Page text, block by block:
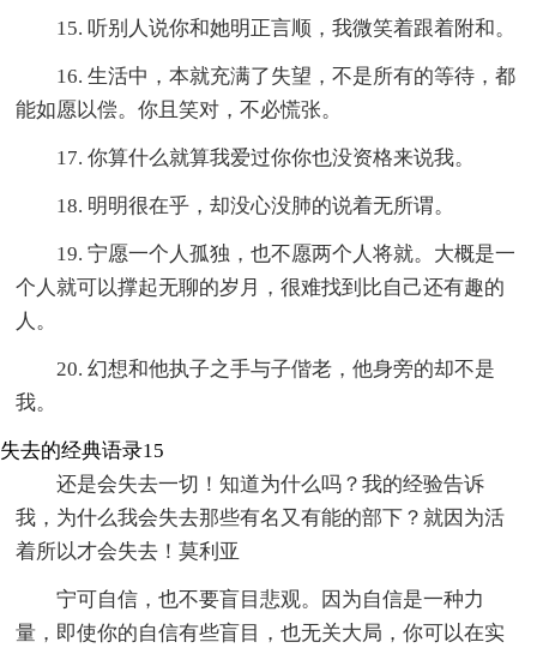
15. 听别人说你和她明正言顺，我微笑着跟着附和。
16. 生活中，本就充满了失望，不是所有的等待，都
能如愿以偿。你且笑对，不必慌张。
17. 你算什么就算我爱过你你也没资格来说我。
18. 明明很在乎，却没心没肺的说着无所谓。
19. 宁愿一个人孤独，也不愿两个人将就。大概是一
个人就可以撑起无聊的岁月，很难找到比自己还有趣的
人。
20. 幻想和他执子之手与子偕老，他身旁的却不是
我。
失去的经典语录15
还是会失去一切！知道为什么吗？我的经验告诉
我，为什么我会失去那些有名又有能的部下？就因为活
着所以才会失去！莫利亚
宁可自信，也不要盲目悲观。因为自信是一种力
量，即使你的自信有些盲目，也无关大局，你可以在实